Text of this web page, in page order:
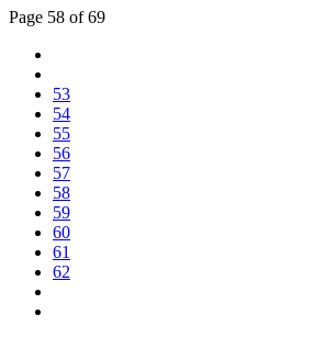
Page 58 of 69
53
54
55
56
57
58
59
60
61
62